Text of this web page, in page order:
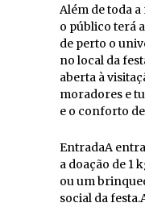
Além de toda
o público terá
de perto o
no local da
aberta à
moradores e
e o conforto
EntradaA
a doação de 1
ou um
social da